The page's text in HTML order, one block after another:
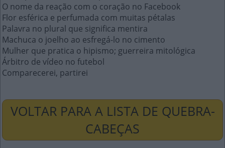
O nome da reação com o coração no Facebook
Flor esférica e perfumada com muitas pétalas
Palavra no plural que significa mentira
Machuca o joelho ao esfregá-lo no cimento
Mulher que pratica o hipismo; guerreira mitológica
Árbitro de vídeo no futebol
Comparecerei, partirei
VOLTAR PARA A LISTA DE QUEBRA-
CABEÇAS